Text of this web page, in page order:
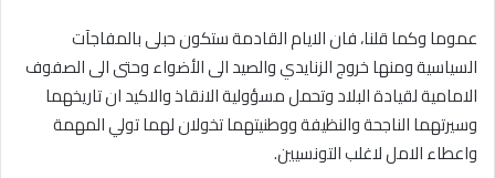
عموما وكما قلنا، فان الايام القادمة ستكون حبلى بالمفاجآت
السياسية ومنها خروج الزنايدي والصيد الى الأضواء وحتى الى الصفوف
الامامية لقيادة البلاد وتحمل مسؤولية الانقاذ والاكيد ان تاريخهما
وسيرتهما الناجحة والنظيفة ووطنيتهما تخولان لهما تولي المهمة
واعطاء الامل لاغلب التونسيين.